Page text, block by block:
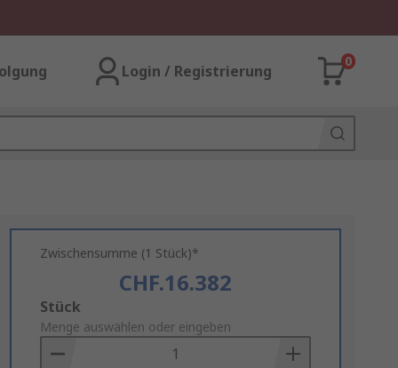
Login / Registrierung
0
Zwischensumme (1 Stück)*
CHF.16.382
Add
to
Basket
Stück
Menge auswählen oder eingeben